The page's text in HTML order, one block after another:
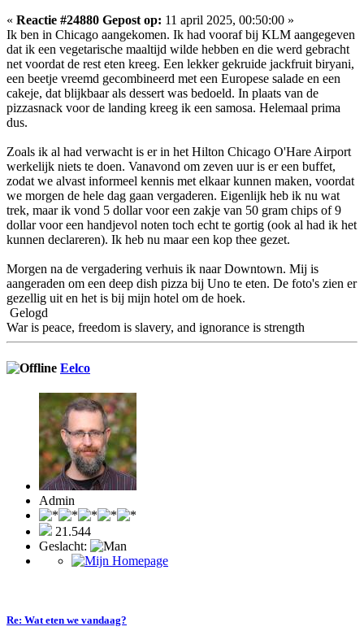
« Reactie #24880 Gepost op: 11 april 2025, 00:50:00 »
Ik ben in Chicago aangekomen. Ik had vooraf bij KLM aangegeven
dat ik een vegetarische maaltijd wilde hebben en die werd gebracht
net voordat de rest eten kreeg. Een lekker gekruide jackfruit biryani,
een beetje vreemd gecombineerd met een Europese salade en een
cakeje, dat blijkbaar als dessert was bedoeld. In plaats van de
pizzasnack voor de landing kreeg ik een samosa. Helemaal prima
dus.
Zoals ik al had verwacht is er in het Hilton Chicago O'Hare Airport
werkelijk niets te doen. Vanavond om zeven uur is er een buffet,
zodat we alvast informeel kennis met elkaar kunnen maken, voordat
we morgen de hele dag gaan vergaderen. Eigenlijk heb ik nu wat
trek, maar ik vond 5 dollar voor een zakje van 50 gram chips of 9
dollar voor een handjevol noten toch echt te gortig (ook al had ik het
kunnen declareren). Ik heb nu maar een kop thee gezet.
Morgen na de vergadering verhuis ik naar Downtown. Mij is
aangeraden om een deep dish pizza bij Uno te eten. De foto's zien er
gezellig uit en het is bij mijn hotel om de hoek.
Gelogd
War is peace, freedom is slavery, and ignorance is strength
Eelco
Admin
21.544
Geslacht:
Re: Wat eten we vandaag?